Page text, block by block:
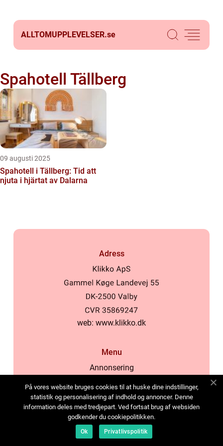
ALLTOMUPPLEVELSER.se
Spahotell Tällberg
09 augusti 2025
Spahotell i Tällberg: Tid att
njuta i hjärtat av Dalarna
Adress
web: www.klikko.dk
Menu
Annonsering
Cookies
Kontakta oss
Sitemap
På vores website bruges cookies til at huske dine indstillinger,
statistik og personalisering af indhold og annoncer. Denne
information deles med tredjepart. Ved fortsat brug af websiden
godkender du cookiepolitikken.
Ok Privatlivspolitik